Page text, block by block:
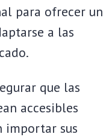
para ofrecer un
a las
que las
accesibles
importar sus